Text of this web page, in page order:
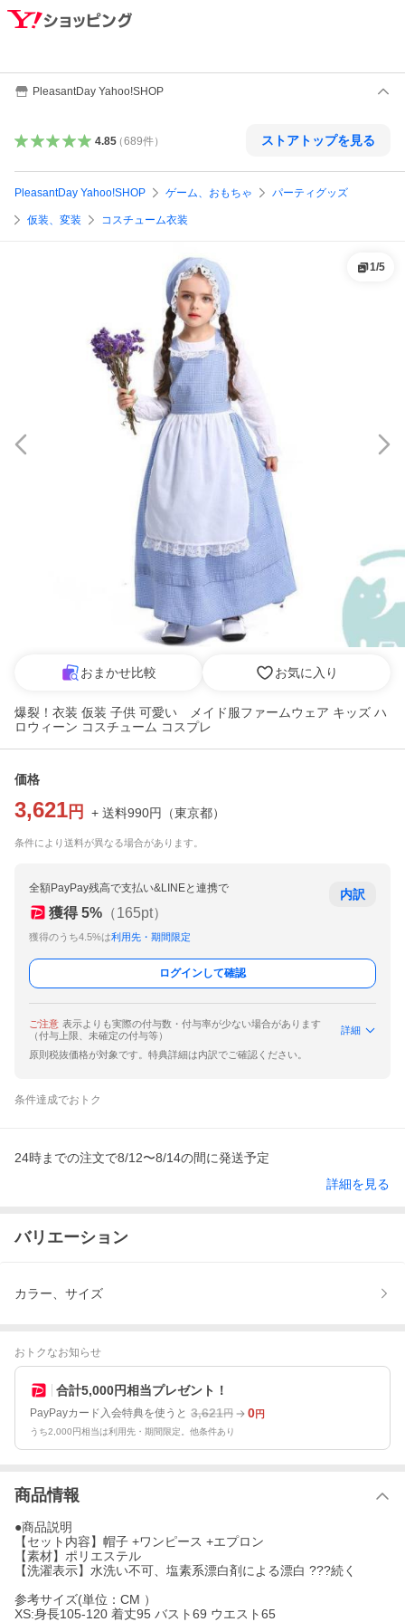
PleasantDay Yahoo!SHOP
4.85（689件） ストアトップを見る
PleasantDay Yahoo!SHOP ゲーム、おもちゃ パーティグッズ
仮装、変装 コスチューム衣装
1/5
おまかせ比較 お気に入り
爆裂！衣装 仮装 子供 可愛い メイド服ファームウェア キッズ ハ
ロウィーン コスチューム コスプレ
価格
3,621 円 + 送料990円 （東京都）
条件により送料が異なる場合があります。
全額PayPay残高で支払い&LINEと連携で
獲得 5% （165pt）
獲得のうち4.5%は利用先・期間限定
内訳
ログインして確認
ご注意 表示よりも実際の付与数・付与率が少ない場合があります
（付与上限、未確定の付与等）
詳細
原則税抜価格が対象です。特典詳細は内訳でご確認ください。
条件達成でおトク
24時までの注文で8/12〜8/14の間に発送予定
詳細を見る
バリエーション
カラー、サイズ
おトクなお知らせ
合計5,000円相当プレゼント！
PayPayカード入会特典を使うと 3,621円 0円
うち2,000円相当は利用先・期間限定。他条件あり
商品情報
●商品説明
【セット内容】帽子 +ワンピース +エプロン
【素材】ポリエステル
【洗濯表示】水洗い不可、塩素系漂白剤による漂白 ???続く
参考サイズ(単位：CM ）
XS:身長105-120 着丈95 バスト69 ウエスト65